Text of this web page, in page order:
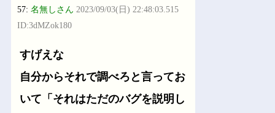
57:名無しさん 2023/09/03(日) 22:48:03.515
ID:3dMZok180
すげえな
自分からそれで調べろと言ってお
いて「それはただのバグを説明し